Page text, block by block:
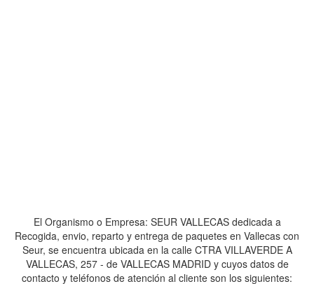
El Organismo o Empresa: SEUR VALLECAS dedicada a
Recogida, envio, reparto y entrega de paquetes en Vallecas con
Seur, se encuentra ubicada en la calle CTRA VILLAVERDE A
VALLECAS, 257 - de VALLECAS MADRID y cuyos datos de
contacto y teléfonos de atención al cliente son los siguientes: